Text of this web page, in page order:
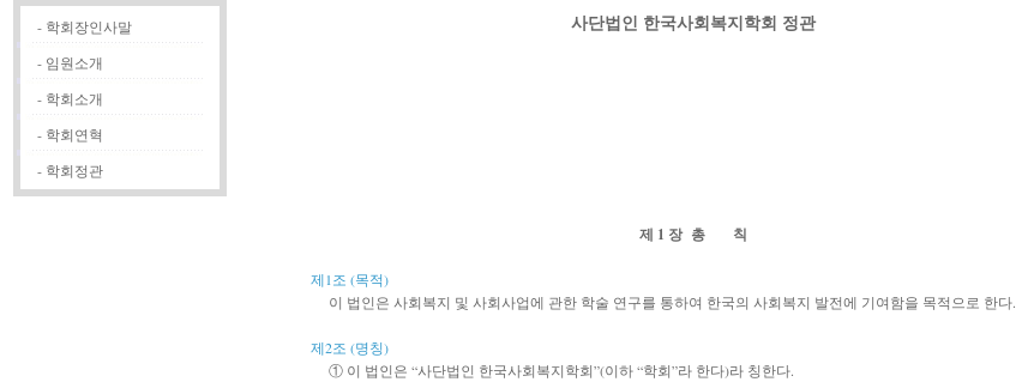
- 학회장인사말
- 임원소개
- 학회소개
- 학회연혁
- 학회정관
사단법인 한국사회복지학회 정관
제 1 장 총 칙
제1조 (목적)
이 법인은 사회복지 및 사회사업에 관한 학술 연구를 통하여 한국의 사회복지 발전에 기여함을 목적으로 한다.
제2조 (명칭)
① 이 법인은 “사단법인 한국사회복지학회”(이하 “학회”라 한다)라 칭한다.